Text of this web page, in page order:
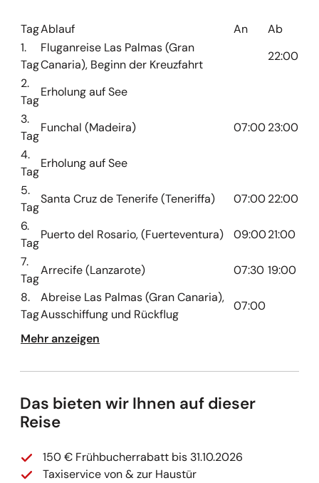
TagAblauf An
Ab
1.
Tag
Fluganreise Las Palmas (Gran
Canaria), Beginn der Kreuzfahrt
22:00
2.
Tag
Erholung auf See
3.
Tag
Funchal (Madeira) 07:0023:00
4.
Tag
Erholung auf See
5.
Tag
Santa Cruz de Tenerife (Teneriffa) 07:0022:00
6.
Tag
Puerto del Rosario, (Fuerteventura) 09:0021:00
7.
Tag
Arrecife (Lanzarote) 07:30 19:00
8.
Tag
Abreise Las Palmas (Gran Canaria),
Ausschiffung und Rückflug
07:00
Mehr anzeigen
Das bieten wir Ihnen auf dieser
Reise
150 € Frühbucherrabatt bis 31.10.2026
Taxiservice von & zur Haustür